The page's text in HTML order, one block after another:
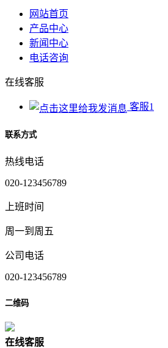
网站首页
产品中心
新闻中心
电话咨询
在线客服
客服1
联系方式
热线电话
020-123456789
上班时间
周一到周五
公司电话
020-123456789
二维码
在线客服